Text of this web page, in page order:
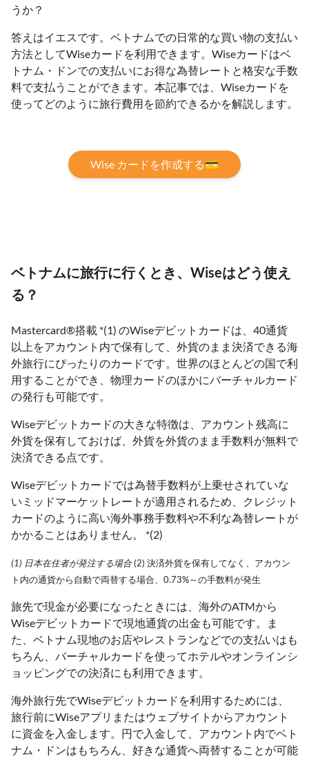
うか？
答えはイエスです。ベトナムでの日常的な買い物の支払い
方法としてWiseカードを利用できます。Wiseカードはベ
トナム・ドンでの支払いにお得な為替レートと格安な手数
料で支払うことができます。本記事では、Wiseカードを
使ってどのように旅行費用を節約できるかを解説します。
Wise カードを作成する💳
ベトナムに旅行に行くとき、Wiseはどう使え
る？
Mastercard®搭載 *(1) のWiseデビットカードは、40通貨
以上をアカウント内で保有して、外貨のまま決済できる海
外旅行にぴったりのカードです。世界のほとんどの国で利
用することができ、物理カードのほかにバーチャルカード
の発行も可能です。
Wiseデビットカードの大きな特徴は、アカウント残高に
外貨を保有しておけば、外貨を外貨のまま手数料が無料で
決済できる点です。
Wiseデビットカードでは為替手数料が上乗せされていな
いミッドマーケットレートが適用されるため、クレジット
カードのように高い海外事務手数料や不利な為替レートが
かかることはありません。 *(2)
(1) 日本在住者が発注する場合(2) 決済外貨を保有してなく、アカウン
ト内の通貨から自動で両替する場合、0.73%～の手数料が発生
旅先で現金が必要になったときには、海外のATMから
Wiseデビットカードで現地通貨の出金も可能です。ま
た、ベトナム現地のお店やレストランなどでの支払いはも
ちろん、バーチャルカードを使ってホテルやオンラインシ
ョッピングでの決済にも利用できます。
海外旅行先でWiseデビットカードを利用するためには、
旅行前にWiseアプリまたはウェブサイトからアカウント
に資金を入金します。円で入金して、アカウント内でベト
ナム・ドンはもちろん、好きな通貨へ両替することが可能